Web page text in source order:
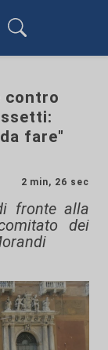
contro
fare"
2 min, 26 sec
fronte alla
dei